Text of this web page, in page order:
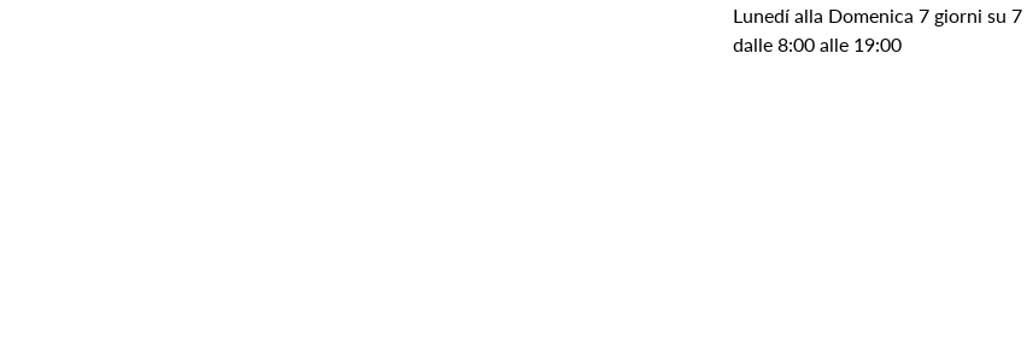
Lunedí alla Domenica 7 giorni su 7
dalle 8:00 alle 19:00